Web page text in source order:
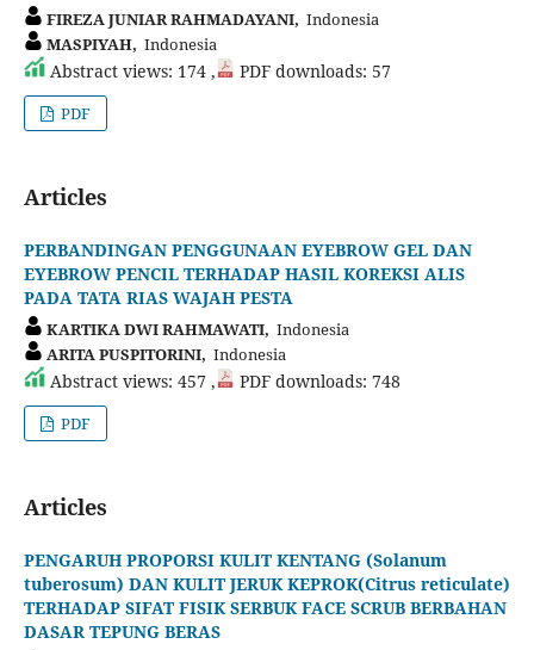
FIREZA JUNIAR RAHMADAYANI, Indonesia
MASPIYAH, Indonesia
Abstract views: 174 , PDF downloads: 57
PDF
Articles
PERBANDINGAN PENGGUNAAN EYEBROW GEL DAN
EYEBROW PENCIL TERHADAP HASIL KOREKSI ALIS
PADA TATA RIAS WAJAH PESTA
KARTIKA DWI RAHMAWATI, Indonesia
ARITA PUSPITORINI, Indonesia
Abstract views: 457 , PDF downloads: 748
PDF
Articles
PENGARUH PROPORSI KULIT KENTANG (Solanum
tuberosum) DAN KULIT JERUK KEPROK(Citrus reticulate)
TERHADAP SIFAT FISIK SERBUK FACE SCRUB BERBAHAN
DASAR TEPUNG BERAS